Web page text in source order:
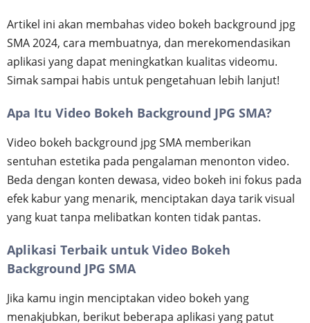
Artikel ini akan membahas video bokeh background jpg
SMA 2024, cara membuatnya, dan merekomendasikan
aplikasi yang dapat meningkatkan kualitas videomu.
Simak sampai habis untuk pengetahuan lebih lanjut!
Apa Itu Video Bokeh Background JPG SMA?
Video bokeh background jpg SMA memberikan
sentuhan estetika pada pengalaman menonton video.
Beda dengan konten dewasa, video bokeh ini fokus pada
efek kabur yang menarik, menciptakan daya tarik visual
yang kuat tanpa melibatkan konten tidak pantas.
Aplikasi Terbaik untuk Video Bokeh
Background JPG SMA
Jika kamu ingin menciptakan video bokeh yang
menakjubkan, berikut beberapa aplikasi yang patut